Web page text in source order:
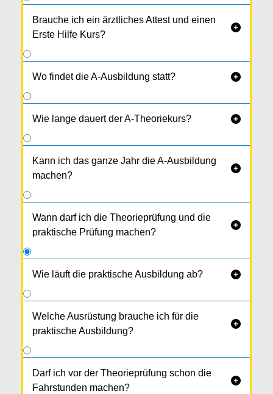
Brauche ich ein ärztliches Attest und einen
Erste Hilfe Kurs?

Wo findet die A-Ausbildung statt? 
Wie lange dauert der A-Theoriekurs? 
Kann ich das ganze Jahr die A-Ausbildung
machen?

Wann darf ich die Theorieprüfung und die
praktische Prüfung machen?

Wie läuft die praktische Ausbildung ab? 
Du startest mit derGrundschulungin unserem
Ausbildungszentrum inNeufelden.
Anschließend gibt es Ausfahrten im
Welche Ausrüstung brauche ich für die
praktische Ausbildung?

Darf ich vor der Theorieprüfung schon die
Fahrstunden machen?
